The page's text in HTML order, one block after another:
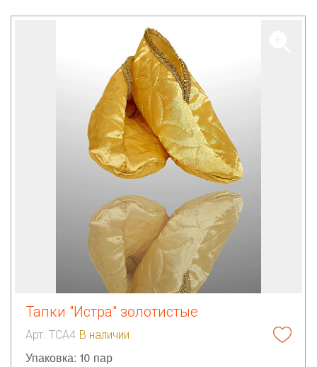
Тапки "Истра" золотистые
Арт. ТСА4 В наличии
Упаковка: 10 пар